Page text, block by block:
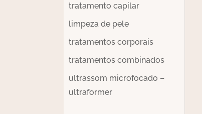
tratamento capilar
limpeza de pele
tratamentos corporais
tratamentos combinados
ultrassom microfocado –
ultraformer